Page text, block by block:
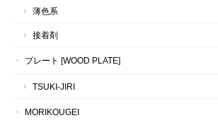
薄色系
接着剤
プレート [WOOD PLATE]
TSUKI-JIRI
MORIKOUGEI